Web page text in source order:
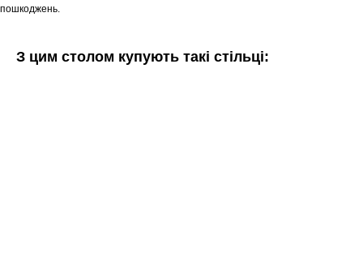
пошкоджень.
З цим столом купують такі стільці: